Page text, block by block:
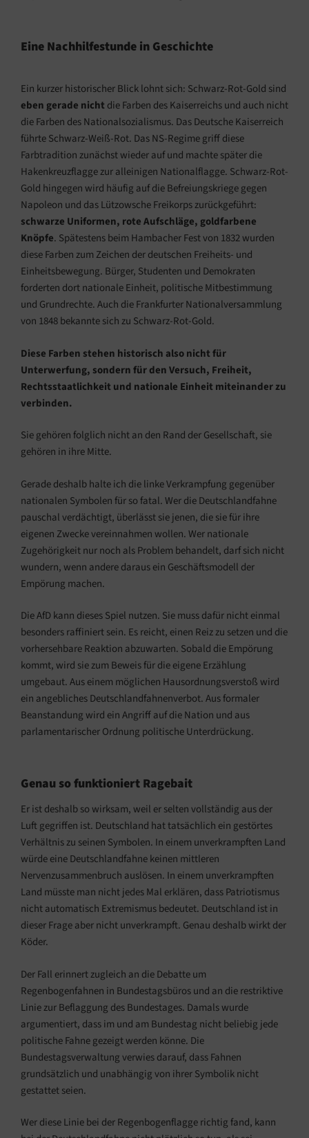
Eine Nachhilfestunde in Geschichte
Ein kurzer historischer Blick lohnt sich: Schwarz-Rot-Gold sind
eben gerade nicht die Farben des Kaiserreichs und auch nicht
die Farben des Nationalsozialismus. Das Deutsche Kaiserreich
führte Schwarz-Weiß-Rot. Das NS-Regime griff diese
Farbtradition zunächst wieder auf und machte später die
Hakenkreuzflagge zur alleinigen Nationalflagge. Schwarz-Rot-
Gold hingegen wird häufig auf die Befreiungskriege gegen
Napoleon und das Lützowsche Freikorps zurückgeführt:
schwarze Uniformen, rote Aufschläge, goldfarbene
Knöpfe. Spätestens beim Hambacher Fest von 1832 wurden
diese Farben zum Zeichen der deutschen Freiheits- und
Einheitsbewegung. Bürger, Studenten und Demokraten
forderten dort nationale Einheit, politische Mitbestimmung
und Grundrechte. Auch die Frankfurter Nationalversammlung
von 1848 bekannte sich zu Schwarz-Rot-Gold.
Diese Farben stehen historisch also nicht für
Unterwerfung, sondern für den Versuch, Freiheit,
Rechtsstaatlichkeit und nationale Einheit miteinander zu
verbinden.
Sie gehören folglich nicht an den Rand der Gesellschaft, sie
gehören in ihre Mitte.
Gerade deshalb halte ich die linke Verkrampfung gegenüber
nationalen Symbolen für so fatal. Wer die Deutschlandfahne
pauschal verdächtigt, überlässt sie jenen, die sie für ihre
eigenen Zwecke vereinnahmen wollen. Wer nationale
Zugehörigkeit nur noch als Problem behandelt, darf sich nicht
wundern, wenn andere daraus ein Geschäftsmodell der
Empörung machen.
Die AfD kann dieses Spiel nutzen. Sie muss dafür nicht einmal
besonders raffiniert sein. Es reicht, einen Reiz zu setzen und die
vorhersehbare Reaktion abzuwarten. Sobald die Empörung
kommt, wird sie zum Beweis für die eigene Erzählung
umgebaut. Aus einem möglichen Hausordnungsverstoß wird
ein angebliches Deutschlandfahnenverbot. Aus formaler
Beanstandung wird ein Angriff auf die Nation und aus
parlamentarischer Ordnung politische Unterdrückung.
Genau so funktioniert Ragebait
Er ist deshalb so wirksam, weil er selten vollständig aus der
Luft gegriffen ist. Deutschland hat tatsächlich ein gestörtes
Verhältnis zu seinen Symbolen. In einem unverkrampften Land
würde eine Deutschlandfahne keinen mittleren
Nervenzusammenbruch auslösen. In einem unverkrampften
Land müsste man nicht jedes Mal erklären, dass Patriotismus
nicht automatisch Extremismus bedeutet. Deutschland ist in
dieser Frage aber nicht unverkrampft. Genau deshalb wirkt der
Köder.
Der Fall erinnert zugleich an die Debatte um
Regenbogenfahnen in Bundestagsbüros und an die restriktive
Linie zur Beflaggung des Bundestages. Damals wurde
argumentiert, dass im und am Bundestag nicht beliebig jede
politische Fahne gezeigt werden könne. Die
Bundestagsverwaltung verwies darauf, dass Fahnen
grundsätzlich und unabhängig von ihrer Symbolik nicht
gestattet seien.
Wer diese Linie bei der Regenbogenflagge richtig fand, kann